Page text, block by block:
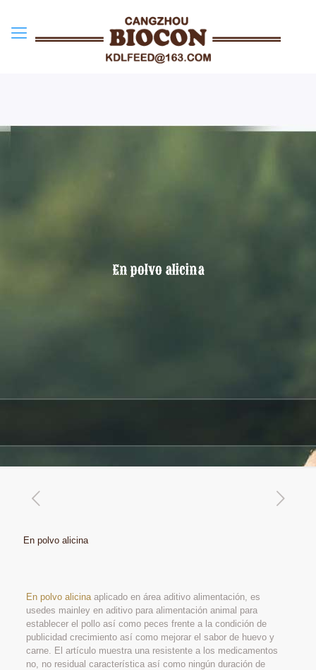
En polvo alicina
En polvo alicina
En polvo alicinaaplicado en área aditivo alimentación, es
usedes mainley en aditivo para alimentación animal para
establecer el pollo así como peces frente a la condición de
publicidad crecimiento así como mejorar el sabor de huevo y
carne. El artículo muestra una resistente a los medicamentos
no, no residual característica así como ningún duración de